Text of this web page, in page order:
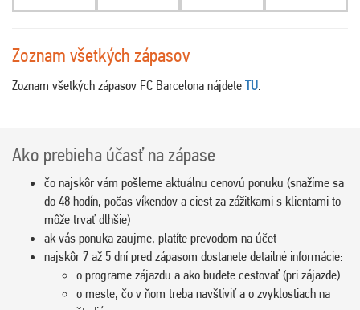
Zoznam všetkých zápasov
Zoznam všetkých zápasov FC Barcelona nájdete TU.
Ako prebieha účasť na zápase
čo najskôr vám pošleme aktuálnu cenovú ponuku (snažíme sa
do 48 hodín, počas víkendov a ciest za zážitkami s klientami to
môže trvať dlhšie)
ak vás ponuka zaujme, platíte prevodom na účet
najskôr 7 až 5 dní pred zápasom dostanete detailné informácie:
o programe zájazdu a ako budete cestovať (pri zájazde)
o meste, čo v ňom treba navštíviť a o zvyklostiach na